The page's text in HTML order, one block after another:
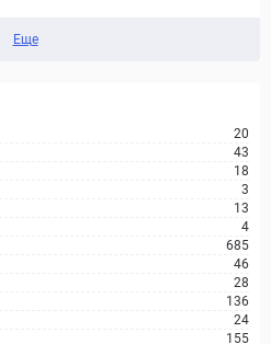
Еще
20
43
18
3
13
4
685
46
28
136
24
155